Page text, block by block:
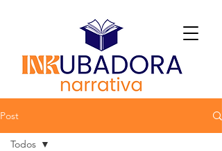
Post
Todos